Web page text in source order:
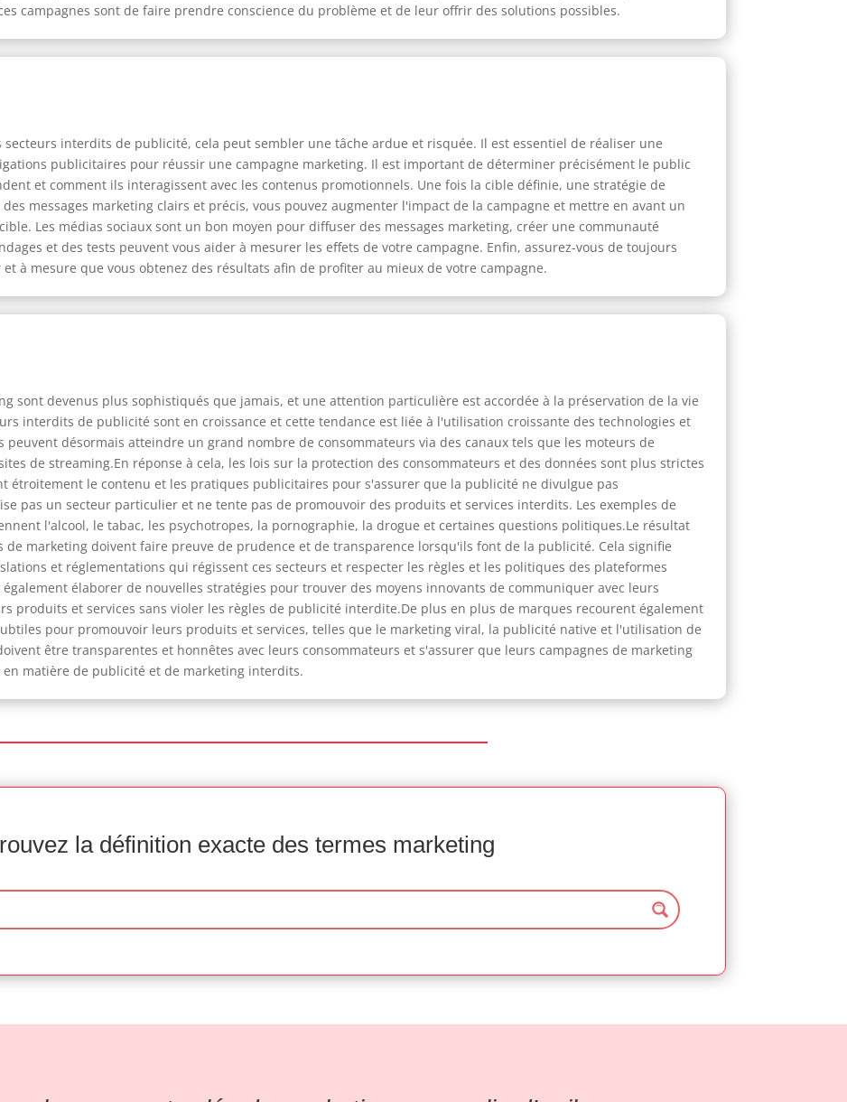
campagnes sont de faire prendre conscience du problème et de leur offrir des solutions possibles.
interdits de publicité, cela peut sembler une tâche ardue et risquée. Il est essentiel de réaliser une
publicitaires pour réussir une campagne marketing. Il est important de déterminer précisément le public
et comment ils interagissent avec les contenus promotionnels. Une fois la cible définie, une stratégie de
messages marketing clairs et précis, vous pouvez augmenter l'impact de la campagne et mettre en avant un
Les médias sociaux sont un bon moyen pour diffuser des messages marketing, créer une communauté
et des tests peuvent vous aider à mesurer les effets de votre campagne. Enfin, assurez-vous de toujours
à mesure que vous obtenez des résultats afin de profiter au mieux de votre campagne.
sont devenus plus sophistiqués que jamais, et une attention particulière est accordée à la préservation de la vie
interdits de publicité sont en croissance et cette tendance est liée à l'utilisation croissante des technologies et
peuvent désormais atteindre un grand nombre de consommateurs via des canaux tels que les moteurs de
de streaming.En réponse à cela, les lois sur la protection des consommateurs et des données sont plus strictes
étroitement le contenu et les pratiques publicitaires pour s'assurer que la publicité ne divulgue pas
pas un secteur particulier et ne tente pas de promouvoir des produits et services interdits. Les exemples de
l'alcool, le tabac, les psychotropes, la pornographie, la drogue et certaines questions politiques.Le résultat
de marketing doivent faire preuve de prudence et de transparence lorsqu'ils font de la publicité. Cela signifie
et réglementations qui régissent ces secteurs et respecter les règles et les politiques des plateformes
élaborer de nouvelles stratégies pour trouver des moyens innovants de communiquer avec leurs
produits et services sans violer les règles de publicité interdite.De plus en plus de marques recourent également
pour promouvoir leurs produits et services, telles que le marketing viral, la publicité native et l'utilisation de
être transparentes et honnêtes avec leurs consommateurs et s'assurer que leurs campagnes de marketing
matière de publicité et de marketing interdits.
la définition exacte des termes marketing